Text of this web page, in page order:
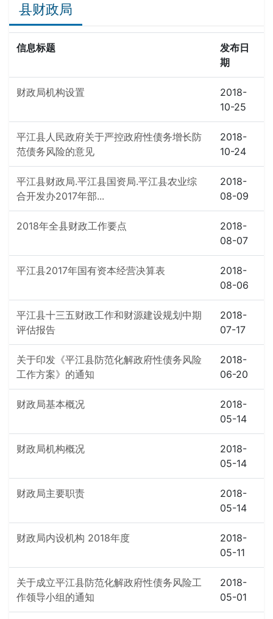
县财政局
信息标题
发布日
期
财政局机构设置
2018-
10-25
平江县人民政府关于严控政府性债务增长防
范债务风险的意见
2018-
10-24
平江县财政局.平江县国资局.平江县农业综
合开发办2017年部...
2018-
08-09
2018年全县财政工作要点
2018-
08-07
平江县2017年国有资本经营决算表
2018-
08-06
平江县十三五财政工作和财源建设规划中期
评估报告
2018-
07-17
关于印发《平江县防范化解政府性债务风险
工作方案》的通知
2018-
06-20
财政局基本概况
2018-
05-14
财政局机构概况
2018-
05-14
财政局主要职责
2018-
05-14
财政局内设机构 2018年度
2018-
05-11
关于成立平江县防范化解政府性债务风险工
作领导小组的通知
2018-
05-01